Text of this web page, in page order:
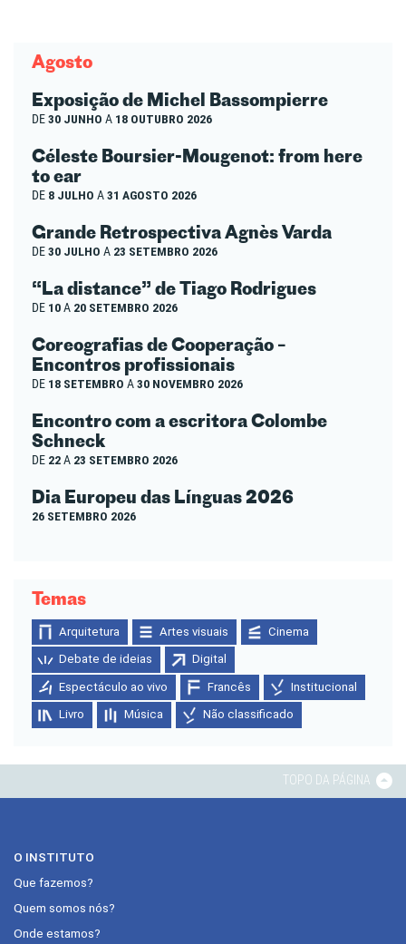
Agosto
Exposição de Michel Bassompierre
DE30 JUNHO A 18 OUTUBRO 2026
Céleste Boursier-Mougenot: from here
to ear
DE 8 JULHO A31 AGOSTO 2026
Grande Retrospectiva Agnès Varda
DE30 JULHO A 23 SETEMBRO 2026
“La distance” de Tiago Rodrigues
DE 10A 20 SETEMBRO 2026
Coreografias de Cooperação –
Encontros profissionais
DE 18 SETEMBRO A30 NOVEMBRO 2026
Encontro com a escritora Colombe
Schneck
DE 22A 23 SETEMBRO 2026
Dia Europeu das Línguas 2026
26 SETEMBRO 2026
Temas
Arquitetura Artes visuais Cinema
Debate de ideias Digital
Espectáculo ao vivo Francês Institucional
Livro Música Não classificado
TOPO DA PÁGINA
O INSTITUTO
Que fazemos?
Quem somos nós?
Onde estamos?